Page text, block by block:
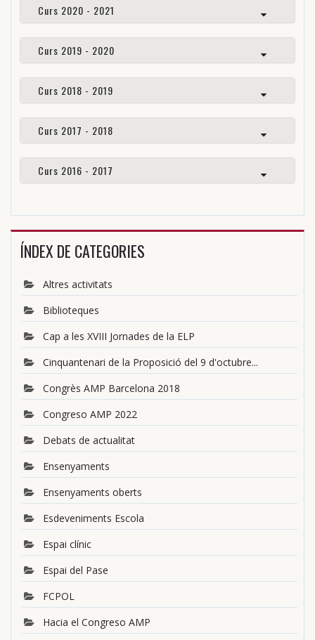
Curs 2020 - 2021
Curs 2019 - 2020
Curs 2018 - 2019
Curs 2017 - 2018
Curs 2016 - 2017
ÍNDEX DE CATEGORIES
Altres activitats
Biblioteques
Cap a les XVIII Jornades de la ELP
Cinquantenari de la Proposició del 9 d'octubre...
Congrès AMP Barcelona 2018
Congreso AMP 2022
Debats de actualitat
Ensenyaments
Ensenyaments oberts
Esdeveniments Escola
Espai clínic
Espai del Pase
FCPOL
Hacia el Congreso AMP